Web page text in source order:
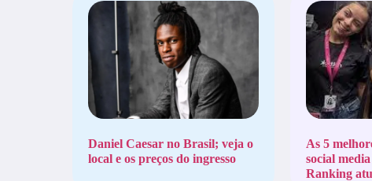
Daniel Caesar no Brasil; veja o
local e os preços do ingresso
As 5
social
Ranking